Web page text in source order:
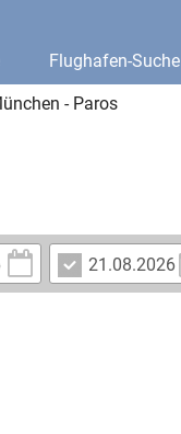
Flughafen-Suche
- Paros